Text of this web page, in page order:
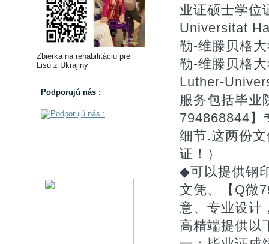
Zbierka na rehabilitáciu pre
Lisu z Ukrajiny
Podporujú nás :
业证硕士学位
Universitat
勒-维滕贝格
勒-维滕贝格
Luther-
服务包括毕业
794868844】
细节.这两份
证！）
◆可以提供钢
文凭、【Q微
意、专业设计
高精端提供以